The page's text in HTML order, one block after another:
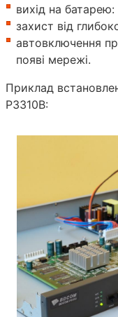
вихід на
захист від
автовключення
появі мережі.
Приклад
P3310B: